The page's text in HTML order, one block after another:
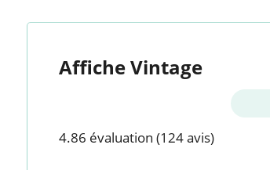
Affiche Vintage
4.86 évaluation (124 avis)